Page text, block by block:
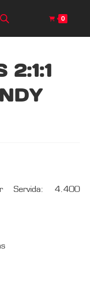
0
2:1:1
Servida: 4.400